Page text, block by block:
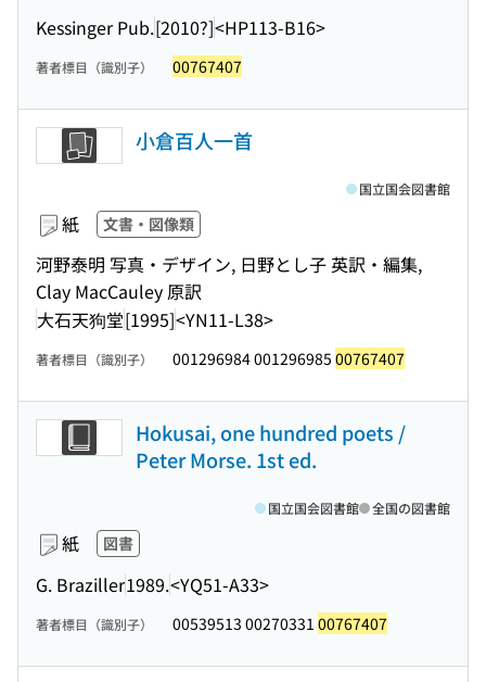
Kessinger Pub.[2010?]<HP113-B16>
著者標目（識別子） 00767407
小倉百人一首
紙 文書・図像類
河野泰明 写真・デザイン, 日野とし子 英訳・編集,
Clay MacCauley 原訳
大石天狗堂[1995]<YN11-L38>
国立国会図書館
著者標目（識別子） 001296984 001296985 00767407
Hokusai, one hundred poets /
Peter Morse. 1st ed.
紙 図書
G. Braziller1989.<YQ51-A33>
国立国会図書館 全国の図書館
著者標目（識別子） 00539513 00270331 00767407